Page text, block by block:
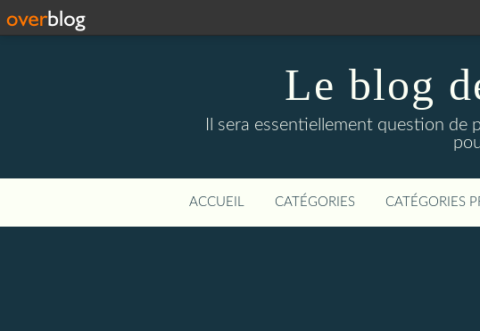
Le blog
Il sera essentiellement question de
ACCUEIL CATÉGORIES CATÉGORIES